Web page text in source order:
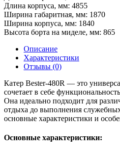
Длина корпуса, мм: 4855
Ширина габаритная, мм: 1870
Ширина корпуса, мм: 1840
Высота борта на миделе, мм: 865
Описание
Характеристики
Отзывы (0)
Катер Bester-480R — это
сочетает в себе
Она идеально подходит для
отдыха до выполнения
основные характеристики и
Основные характеристики: